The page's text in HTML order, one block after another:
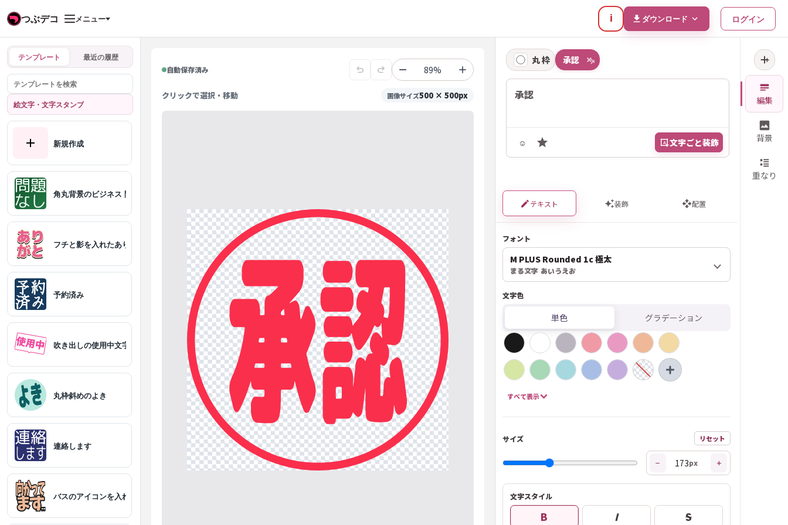
つぶデコ メニュー i ダウンロード ログイン
テンプレート 最近の履歴
絵文字・文字スタンプ
新規作成
角丸背景のビジネス 問題なし
フチと影を入れたありがと
予約済み
吹き出しの使用中文字スタンプ
丸枠斜めのよき
連絡します
バスのアイコンを入れた向かってます
自動保存済み 89%
クリックで選択・移動 画像サイズ500 × 500px
丸 枠 承認 ×
承認
☺ A 文字ごと装飾
テキスト 装飾 配置
フォント
M PLUS Rounded 1c 極太
まる文字 あいうえお
文字色
単色 グラデーション
黒 白 グレーやさしい赤やさしいピンク
ピーチ クリーム
若草 ミント 水色やさしい青ラベンダーなし(透明)
すべて表示
サイズ リセット
− px +
文字スタイル
B I S
+
編集
背景
重なり